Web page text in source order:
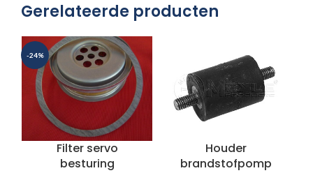
Gerelateerde producten
-24%
Filter servo
besturing
Houder
brandstofpomp